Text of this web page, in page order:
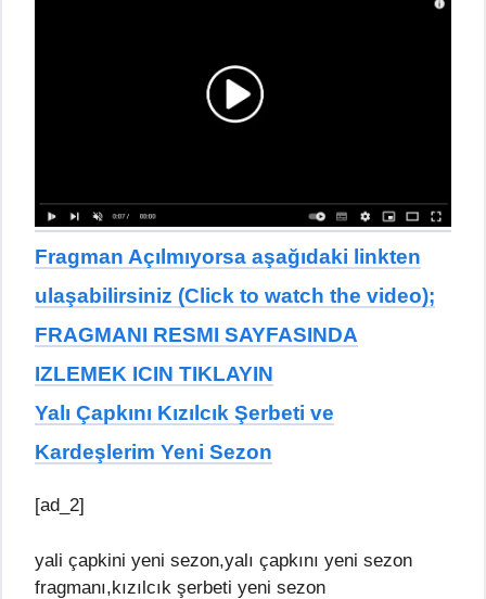
Fragman Açılmıyorsa aşağıdaki linkten
ulaşabilirsiniz (Click to watch the video);
FRAGMANI RESMI SAYFASINDA
IZLEMEK ICIN TIKLAYIN
Yalı Çapkını Kızılcık Şerbeti ve
Kardeşlerim Yeni Sezon
[ad_2]
yali çapkini yeni sezon,yalı çapkını yeni sezon
fragmanı,kızılcık şerbeti yeni sezon